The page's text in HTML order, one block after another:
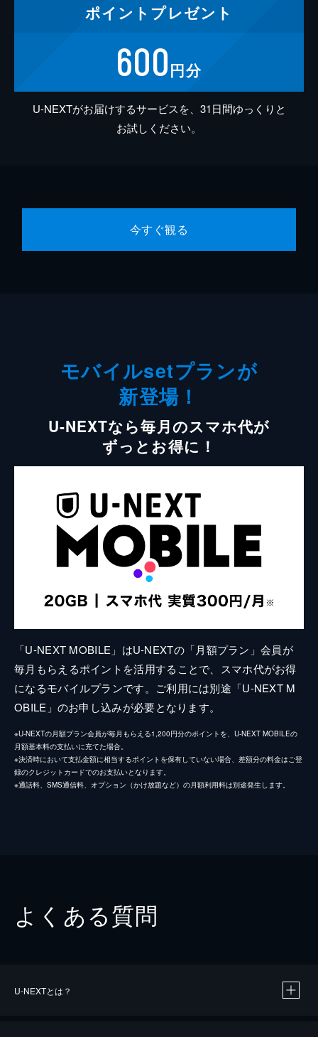
ポイント プレゼント
600円分
U-NEXTがお届けするサービスを、31日間ゆっくりと
お試しください。
今すぐ観る
モバイルsetプランが
新登場！
U-NEXTなら毎月のスマホ代が
ずっとお得に！
「U-NEXT MOBILE」はU-NEXTの「月額プラン」会員が
毎月もらえるポイントを活用することで、スマホ代がお得
になるモバイルプランです。ご利用には別途「U-NEXT M
OBILE」のお申し込みが必要となります。
※U-NEXTの月額プラン会員が毎月もらえる1,200円分のポイントを、U-NEXT MOBILEの
月額基本料の支払いに充てた場合。
※決済時において支払金額に相当するポイントを保有していない場合、差額分の料金はご登
録のクレジットカードでのお支払いとなります。
※通話料、SMS通信料、オプション（かけ放題など）の月額利用料は別途発生します。
よくある質問
U-NEXTとは？